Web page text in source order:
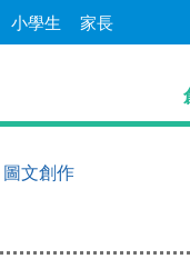
小學生 家長
圖文創作